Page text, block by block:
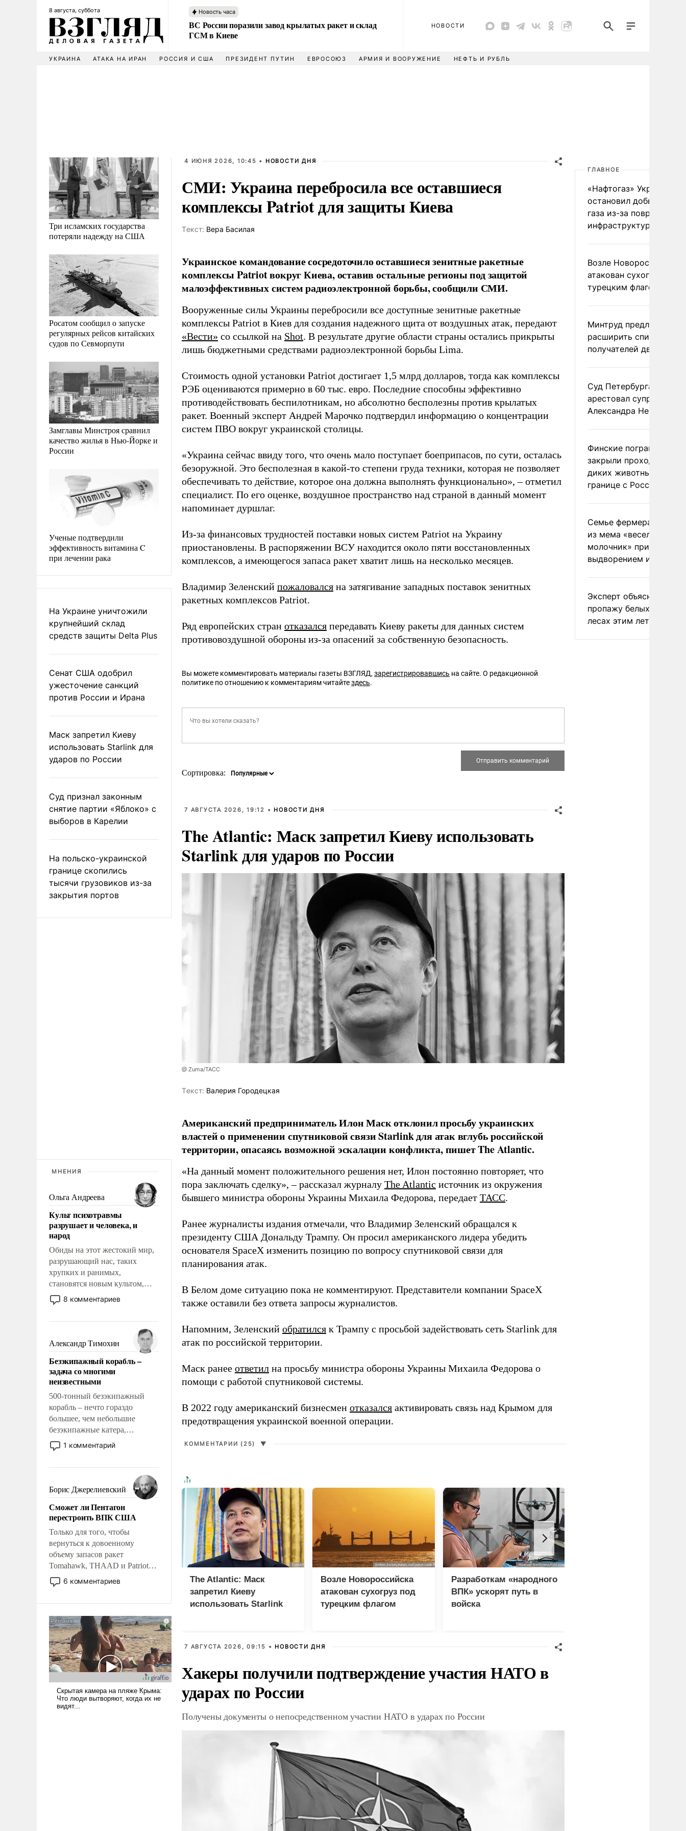
8 августа, суббота Новость часа
ВС России поразили завод крылатых ракет и склад
ГСМ в Киеве
НОВОСТИ
УКРАИНА АТАКА НА ИРАН РОССИЯ И США ПРЕЗИДЕНТ ПУТИН ЕВРОСОЮЗ АРМИЯ И ВООРУЖЕНИЕ НЕФТЬ И РУБЛЬ
Три исламских государства
потеряли надежду на США
Росатом сообщил о запуске
регулярных рейсов китайских
судов по Севморпути
Замглавы Минстроя сравнил
качество жилья в Нью-Йорке и
России
Ученые подтвердили
эффективность витамина C
при лечении рака
На Украине уничтожили
крупнейший склад
средств защиты Delta Plus
Сенат США одобрил
ужесточение санкций
против России и Ирана
Маск запретил Киеву
использовать Starlink для
ударов по России
Суд признал законным
снятие партии «Яблоко» с
выборов в Карелии
На польско-украинской
границе скопились
тысячи грузовиков из-за
закрытия портов
МНЕНИЯ
Ольга Андреева
Культ психотравмы
разрушает и человека, и
народ
Обиды на этот жестокий мир,
разрушающий нас, таких
хрупких и ранимых,
становятся новым культом,
постепенно вытесняя и
отменяя традиционное
мужественным и твердым под
ударами судьбы, брать на себя
ответственность, помогать
слабым, идти вперед и
адаптироваться.
8 комментариев
Александр Тимохин
Безэкипажный корабль –
задача со многими
неизвестными
500-тонный безэкипажный
корабль – нечто гораздо
большее, чем небольшие
безэкипажные катера,
применение которых уже
стало обыденностью. Задача по
сложна и амбициозна. Однако
и ее реализация радикально
поднимет наши боевые
возможности.
1 комментарий
Борис Джерелиевский
Сможет ли Пентагон
перестроить ВПК США
Только для того, чтобы
вернуться к довоенному
объему запасов ракет
Tomahawk, THAAD и Patriot
США потребуется более трех
лет. Даже небольшая война с
Сложившаяся ситуация
означает многолетний период
уязвимости США, например,
перед Китаем.
6 комментариев
4 ИЮНЯ 2026, 10:45 • НОВОСТИ ДНЯ
СМИ: Украина перебросила все оставшиеся
комплексы Patriot для защиты Киева
Tекст: Вера Басилая
Украинское командование сосредоточило оставшиеся зенитные ракетные
комплексы Patriot вокруг Киева, оставив остальные регионы под защитой
малоэффективных систем радиоэлектронной борьбы, сообщили СМИ.
Вооруженные силы Украины перебросили все доступные зенитные ракетные
комплексы Patriot в Киев для создания надежного щита от воздушных атак, передают
«Вести» со ссылкой на Shot. В результате другие области страны остались прикрыты
лишь бюджетными средствами радиоэлектронной борьбы Lima.
Стоимость одной установки Patriot достигает 1,5 млрд долларов, тогда как комплексы
РЭБ оцениваются примерно в 60 тыс. евро. Последние способны эффективно
противодействовать беспилотникам, но абсолютно бесполезны против крылатых
ракет. Военный эксперт Андрей Марочко подтвердил информацию о концентрации
систем ПВО вокруг украинской столицы.
«Украина сейчас ввиду того, что очень мало поступает боеприпасов, по сути, осталась
безоружной. Это бесполезная в какой-то степени груда техники, которая не позволяет
обеспечивать то действие, которое она должна выполнять функционально», – отметил
специалист. По его оценке, воздушное пространство над страной в данный момент
напоминает дуршлаг.
Из-за финансовых трудностей поставки новых систем Patriot на Украину
приостановлены. В распоряжении ВСУ находится около пяти восстановленных
комплексов, а имеющегося запаса ракет хватит лишь на несколько месяцев.
Владимир Зеленский пожаловался на затягивание западных поставок зенитных
ракетных комплексов Patriot.
Ряд европейских стран отказался передавать Киеву ракеты для данных систем
противовоздушной обороны из-за опасений за собственную безопасность.
Вы можете комментировать материалы газеты ВЗГЛЯД, зарегистрировавшись на сайте. О редакционной
политике по отношению к комментариям читайтездесь.
Сортировка:
7 АВГУСТА 2026, 19:12 • НОВОСТИ ДНЯ
The Atlantic: Маск запретил Киеву использовать
Starlink для ударов по России
@ Zuma/ТАСС
Tекст: Валерия Городецкая
Американский предприниматель Илон Маск отклонил просьбу украинских
властей о применении спутниковой связи Starlink для атак вглубь российской
территории, опасаясь возможной эскалации конфликта, пишет The Atlantic.
«На данный момент положительного решения нет, Илон постоянно повторяет, что
пора заключать сделку», – рассказал журналу The Atlantic источник из окружения
бывшего министра обороны Украины Михаила Федорова, передает ТАСС.
Ранее журналисты издания отмечали, что Владимир Зеленский обращался к
президенту США Дональду Трампу. Он просил американского лидера убедить
основателя SpaceX изменить позицию по вопросу спутниковой связи для
планирования атак.
В Белом доме ситуацию пока не комментируют. Представители компании SpaceX
также оставили без ответа запросы журналистов.
Напомним, Зеленский обратился к Трампу с просьбой задействовать сеть Starlink для
атак по российской территории.
Маск ранее ответил на просьбу министра обороны Украины Михаила Федорова о
помощи с работой спутниковой системы.
В 2022 году американский бизнесмен отказался активировать связь над Крымом для
предотвращения украинской военной операции.
КОММЕНТАРИИ (25) ▼
The Atlantic: Маск
запретил Киеву
использовать Starlink
Возле Новороссийска
атакован сухогруз под
турецким флагом
Разработкам «народного
ВПК» ускорят путь в
войска
7 АВГУСТА 2026, 09:15 • НОВОСТИ ДНЯ
Хакеры получили подтверждение участия НАТО в
ударах по России
Получены документы о непосредственном участии НАТО в ударах по России
ГЛАВНОЕ
«Нафтогаз» Украины
остановил добычу
газа из-за повреждения
инфраструктуры
Возле Новороссийска
атакован сухогруз под
турецким флагом
Минтруд предложил
расширить список
получателей двух
Суд Петербурга заочно
арестовал супругу
Александра Невзорова
Финские пограничники
закрыли проходы для
диких животных на
границе с Россией
Семье фермера
из мема «веселый
молочник» пригрозили
выдворением из
Эксперт объяснил
пропажу белых грибов
лесах этим летом